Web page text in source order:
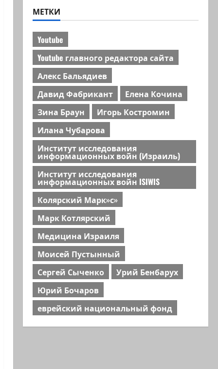
МЕТКИ
Youtube
Youtube главного редактора сайта
Алекс Бальядиев
Давид Фабрикант
Елена Кочина
Зина Браун
Игорь Костромин
Илана Чубарова
Институт исследования
информационных войн (Израиль)
Институт исследования
информационных войн ISIWIS
Колярский Марк»с»
Марк Котлярский
Медицина Израиля
Моисей Пустынный
Сергей Сыченко
Урий Бенбарух
Юрий Бочаров
еврейский национальный фонд